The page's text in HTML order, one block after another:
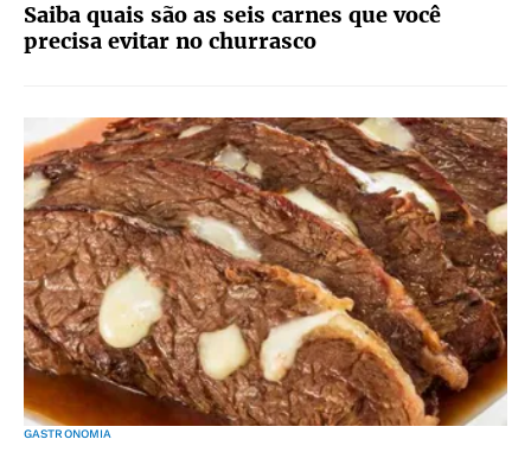
Saiba quais são as seis carnes que você
precisa evitar no churrasco
GASTRONOMIA